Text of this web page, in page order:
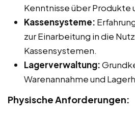
Kenntnisse über Produkte
Kassensysteme:
zur Einarbeitung in die
Kassensystemen.
Lagerverwaltung:
Warenannahme und
Physische Anforderungen: